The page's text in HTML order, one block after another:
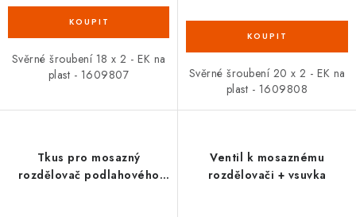
Svěrné šroubení 18 x 2 - EK na
plast - 1609807
Svěrné šroubení 20 x 2 - EK na
plast - 1609808
Tkus pro mosazný
rozdělovač podlahového
Ventil k mosaznému
rozdělovači + vsuvka